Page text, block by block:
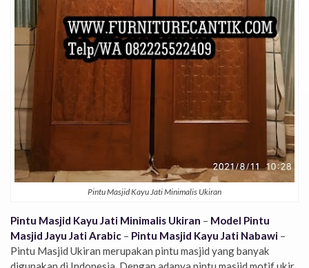
Pintu Masjid Kayu Jati Minimalis Ukiran
Pintu Masjid Kayu Jati Minimalis Ukiran – Model Pintu
Masjid Jayu Jati Arabic – Pintu Masjid Kayu Jati Nabawi –
Pintu Masjid Ukiran merupakan pintu masjid yang banyak